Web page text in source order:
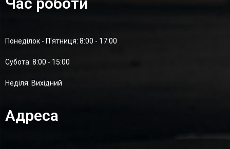
Понеділок - П'ятниця: 8:00 - 17:00
Суботa: 8:00 - 15:00
Неділя: Вихідний
Адреса